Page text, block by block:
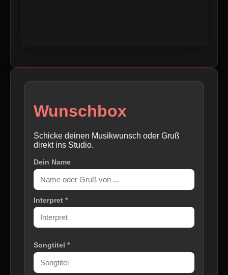
Wunschbox
Schicke deinen Musikwunsch oder Gruß
direkt ins Studio.
Dein Name
Interpret *
Songtitel *